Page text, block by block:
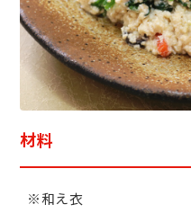
材料
※和え衣